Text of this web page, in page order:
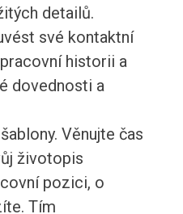
detailů.
své kontaktní
historii a
dovednosti a
Věnujte čas
životopis
pozici, o
Tím